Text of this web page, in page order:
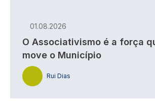
01.08.2026
O Associativismo é a força
move o Município
Rui Dias